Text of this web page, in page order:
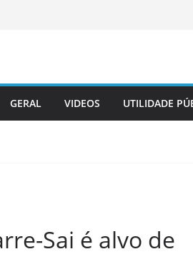
GERAL VIDEOS UTILIDADE
Sai é alvo de